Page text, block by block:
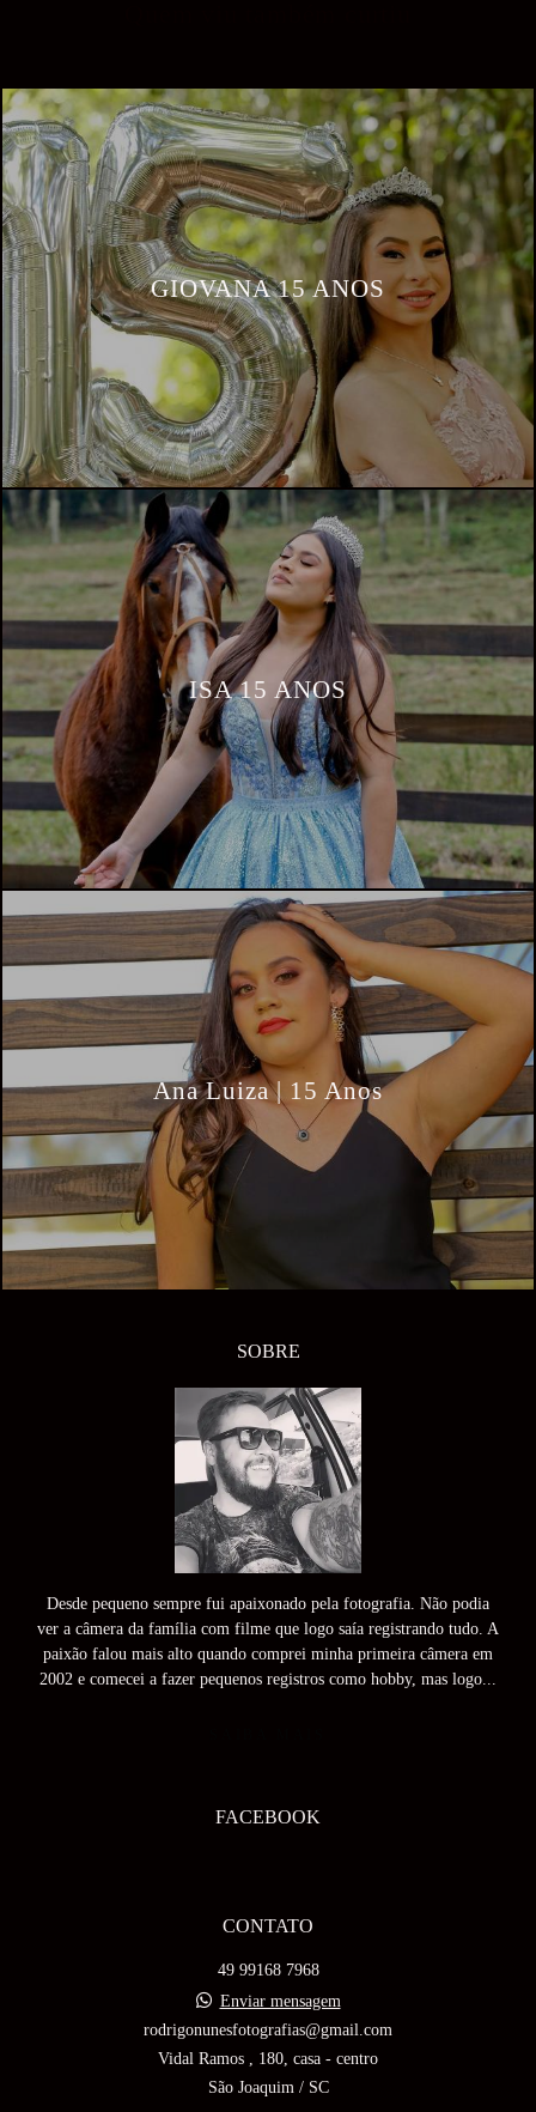
GIOVANA 15 ANOS
ISA 15 ANOS
Ana Luiza | 15 Anos
SOBRE
Desde pequeno sempre fui apaixonado pela fotografia. Não podia
ver a câmera da família com filme que logo saía registrando tudo. A
paixão falou mais alto quando comprei minha primeira câmera em
2002 e comecei a fazer pequenos registros como hobby, mas logo...
FACEBOOK
CONTATO
49 99168 7968
Enviar mensagem
rodrigonunesfotografias@gmail.com
Vidal Ramos , 180, casa - centro
São Joaquim / SC